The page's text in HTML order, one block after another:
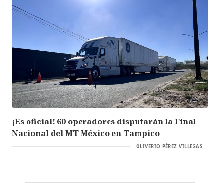
¡Es oficial! 60 operadores disputarán la Final
Nacional del MT México en Tampico
OLIVERIO PÉREZ VILLEGAS